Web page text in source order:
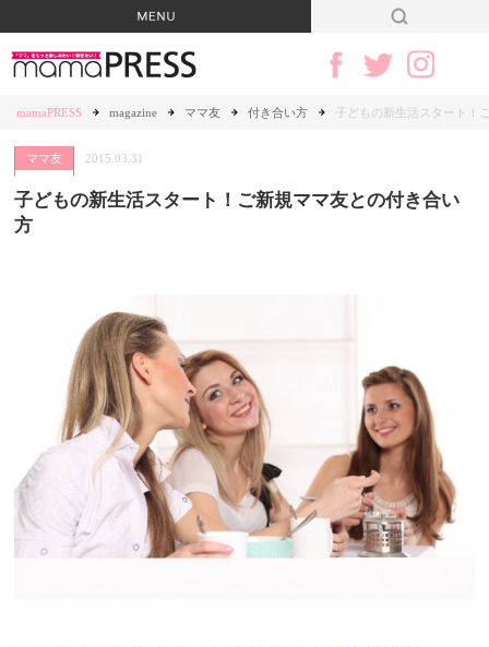
mamaPRESS magazine ママ友 付き合い方 子どもの新生活スタート！
ママ友 2015.03.31
子どもの新生活スタート！ご新規ママ友との付き合い
方